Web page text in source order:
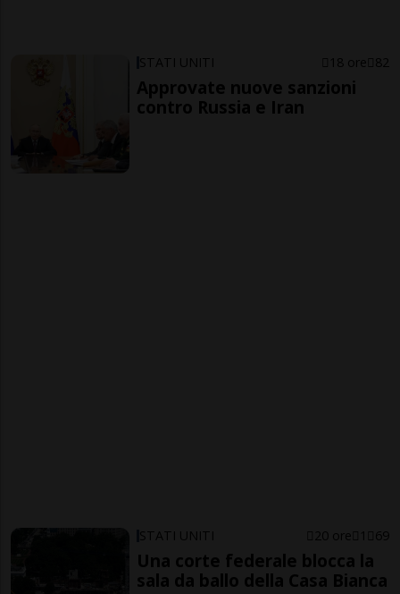
STATI UNITI 18 ore 82
Approvate nuove sanzioni
contro Russia e Iran
STATI UNITI 20 ore 1 69
Una corte federale blocca la
sala da ballo della Casa Bianca